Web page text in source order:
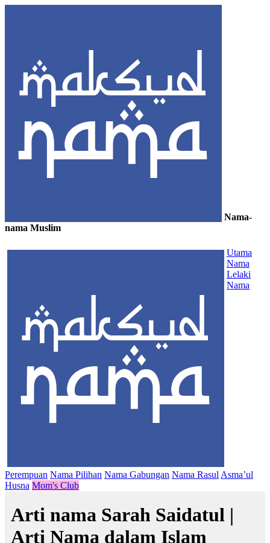
Nama-
nama Muslim
Utama
Nama
Lelaki
Nama
Perempuan Nama Pilihan Nama Gabungan Nama Rasul Asma’ul
Husna Mom's Club
Arti nama Sarah Saidatul |
Arti Nama dalam Islam